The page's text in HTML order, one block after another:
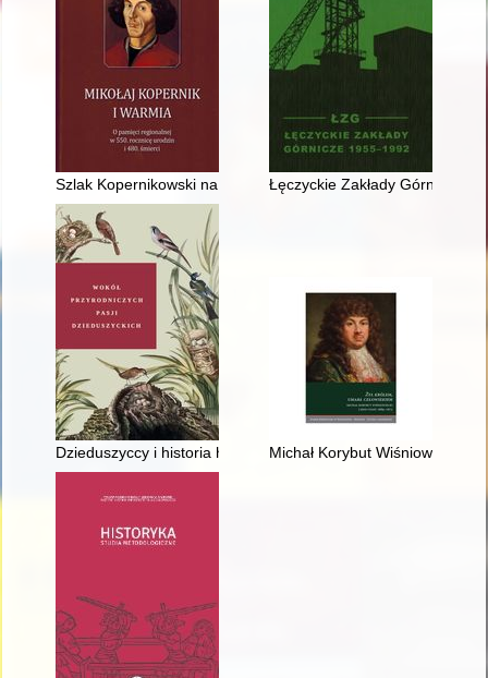
Szlak Kopernikowski na Warmii Łęczyckie Zakłady Górnicze
Dzieduszyccy i historia hodowli koni arabskich w Polsce
Michał Korybut Wiśniowiecki